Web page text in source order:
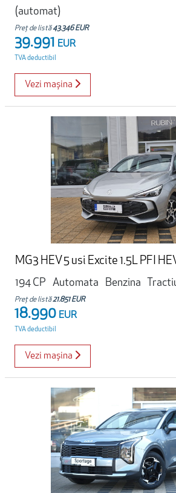
(automat)
Preț de listă43.346 EUR
39.991 EUR
TVA deductibil
Vezi mașina
MG3 HEV 5 usi Excite 1.5L PFI
194 CP
Automata Benzina
Preț de listă21.851 EUR
18.990 EUR
TVA deductibil
Vezi mașina